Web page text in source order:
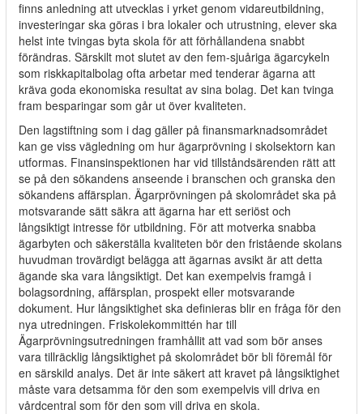
finns anledning att utvecklas i yrket genom vidareutbildning,
investeringar ska göras i bra lokaler och utrustning, elever ska
helst inte tvingas byta skola för att förhållandena snabbt
förändras. Särskilt mot slutet av den fem-sjuåriga ägarcykeln
som riskkapitalbolag ofta arbetar med tenderar ägarna att
kräva goda ekonomiska resultat av sina bolag. Det kan tvinga
fram besparingar som går ut över kvaliteten.
Den lagstiftning som i dag gäller på finansmarknadsområdet
kan ge viss vägledning om hur ägarprövning i skolsektorn kan
utformas. Finansinspektionen har vid tillståndsärenden rätt att
se på den sökandens anseende i branschen och granska den
sökandens affärsplan. Ägarprövningen på skolområdet ska på
motsvarande sätt säkra att ägarna har ett seriöst och
långsiktigt intresse för utbildning. För att motverka snabba
ägarbyten och säkerställa kvaliteten bör den fristående skolans
huvudman trovärdigt belägga att ägarnas avsikt är att detta
ägande ska vara långsiktigt. Det kan exempelvis framgå i
bolagsordning, affärsplan, prospekt eller motsvarande
dokument. Hur långsiktighet ska definieras blir en fråga för den
nya utredningen. Friskolekommittén har till
Ägarprövningsutredningen framhållit att vad som bör anses
vara tillräcklig långsiktighet på skolområdet bör bli föremål för
en särskild analys. Det är inte säkert att kravet på långsiktighet
måste vara detsamma för den som exempelvis vill driva en
vårdcentral som för den som vill driva en skola.